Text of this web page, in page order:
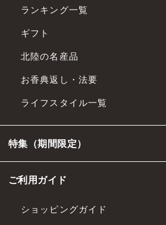
ランキング一覧
ギフト
北陸の名産品
お香典返し・法要
ライフスタイル一覧
特集（期間限定）
ご利用ガイド
ショッピングガイド